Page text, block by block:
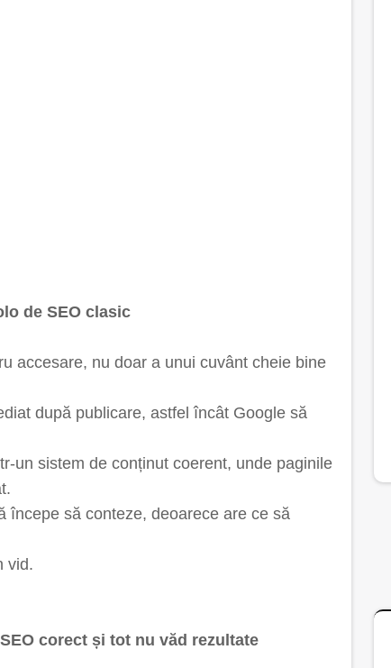
de SEO clasic
accesare, nu doar a unui cuvânt cheie bine
după publicare, astfel încât Google să
un sistem de conținut coerent, unde paginile
începe să conteze, deoarece are ce să
vid.
corect și tot nu văd rezultate